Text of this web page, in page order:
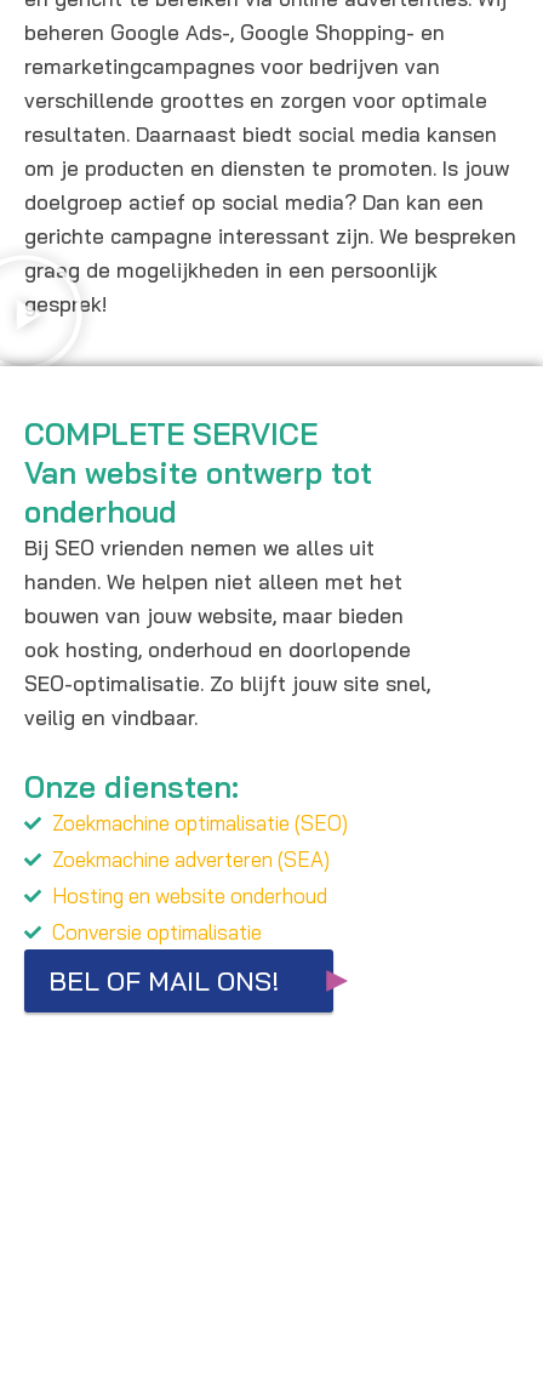
beheren Google Ads-, Google Shopping- en
remarketingcampagnes voor bedrijven van
verschillende groottes en zorgen voor optimale
resultaten. Daarnaast biedt social media kansen
om je producten en diensten te promoten. Is jouw
doelgroep actief op social media? Dan kan een
gerichte campagne interessant zijn. We bespreken
graag de mogelijkheden in een persoonlijk
gesprek!
COMPLETE SERVICE
Van website ontwerp tot
onderhoud
Bij SEO vrienden nemen we alles uit
handen. We helpen niet alleen met het
bouwen van jouw website, maar bieden
ook hosting, onderhoud en doorlopende
SEO-optimalisatie. Zo blijft jouw site snel,
veilig en vindbaar.
Onze diensten:
Zoekmachine optimalisatie (SEO)
Zoekmachine adverteren (SEA)
Hosting en website onderhoud
Conversie optimalisatie
BEL OF MAIL ONS!